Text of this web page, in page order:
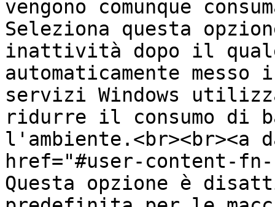
vengono comunque
Seleziona questa
inattività dopo il quale
automaticamente
servizi Windows
ridurre il consumo di
l'ambiente.<br><br><a
href="#user-content-fn-
Questa opzione è